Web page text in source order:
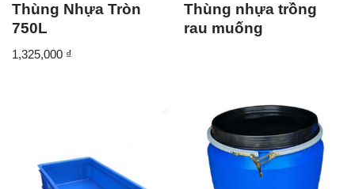
Thùng Nhựa Tròn
750L
1,325,000 ₫
Thùng nhựa trồng
rau muống